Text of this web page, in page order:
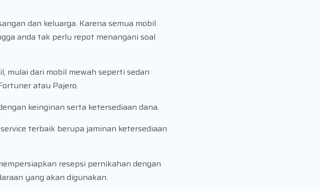
dan keluarga. Karena semua mobil
anda tak perlu repot menangani soal
mulai dari mobil mewah seperti sedan
atau Pajero.
keinginan serta ketersediaan dana.
terbaik berupa jaminan ketersediaan
resepsi pernikahan dengan
yang akan digunakan.